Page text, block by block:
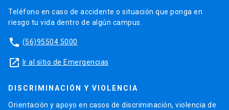
Teléfono en caso de accidente o situación que ponga en
riesgo tu vida dentro de algún campus.
phone (56)95504 5000
launch Ir al sitio de Emergencias
DISCRIMINACIÓN Y VIOLENCIA
Orientación y apoyo en casos de discriminación, violencia de